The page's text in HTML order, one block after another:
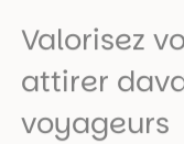
Valorisez
attirer
voyageurs